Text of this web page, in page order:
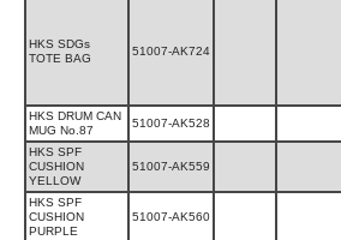
HKS SDGs
TOTE BAG
51007-AK724
HKS DRUM CAN
MUG No.87
51007-AK528
HKS SPF
CUSHION
YELLOW
51007-AK559
HKS SPF
CUSHION
PURPLE
51007-AK560